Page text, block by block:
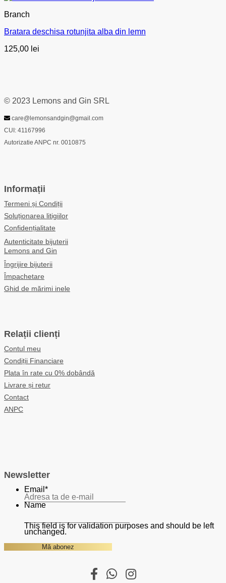
Branch
Bratara deschisa rotunjita alba din lemn
125,00 lei
© 2023 Lemons and Gin SRL
care@lemonsandgin@gmail.com
CUI: 41167996
Autorizatie ANPC nr. 0010875
Informații
Termeni și Condiții
Soluționarea litigiilor
Confidențialitate
Autenticitate bijuterii
Lemons and Gin
Îngrijire bijuterii
Împachetare
Ghid de mărimi inele
Relații clienți
Contul meu
Condiții Financiare
Plata în rate cu 0% dobândă
Livrare și retur
Contact
ANPC
Newsletter
Email *
Name
This field is for validation purposes and should be left
unchanged.